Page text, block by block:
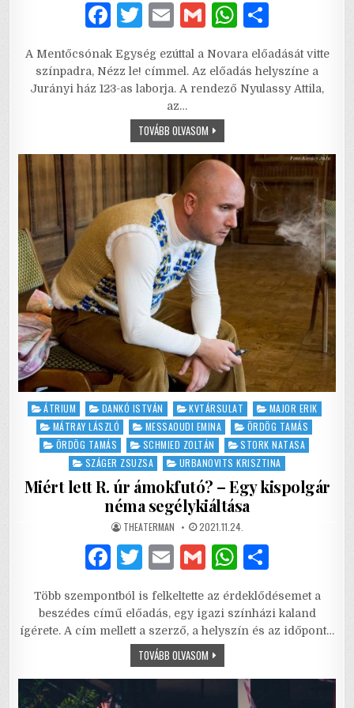
F
c
e
b
k
T
it
te
r
E
ai
l
G
ai
l
W
at
s
p
ar
e
A Mentőcsónak Egység ezúttal a Novara előadását vitte
színpadra, Nézz le! címmel. Az előadás helyszíne a
Jurányi ház 123-as laborja. A rendező Nyulassy Attila,
az…
TOVÁBB OLVASOMNÉZZ
LE!
–
HÁROM
TÖRTÉNET
ÉLETEDBŐL
Posted
ÁTRIUM DANKÓ ISTVÁN KVTÁRSULAT
MAJOR ERIK
MÁTRAY LÁSZLÓ
MESSAOUDI EMINA
ÖRDÖG TAMÁS
ÖRDÖG TAMÁS
SCHMIED ZOLTÁN
STORK NATASA
SZÁGER ZSUZSA
URBANOVITS KRISZTINA
Miért lett R. úr ámokfutó? – Egy kispolgár
néma segélykiáltása
AUTHOR:
THEATERMAN PUBLISHED
2021.11.24.
F
c
e
o
T
it
te
r
E
ai
l
G
ai
l
W
at
s
p
ar
e
Több szempontból is felkeltette az érdeklődésemet a
beszédes című előadás, egy igazi színházi kaland
ígérete. A cím mellett a szerző, a helyszín és az időpont…
TOVÁBB OLVASOMMIÉRT
LETT
R.
ÁMOKFUTÓ?